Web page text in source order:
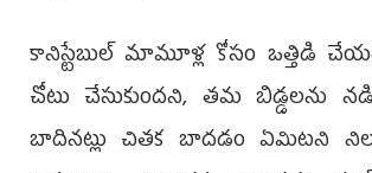
కానిస్టేబుల్‌ మామూళ్ల కోసం ఒత్తిడి
చోటు చేసుకుందని, తమ బిడ్డలను
బాదినట్లు చితక బాదడం ఏమిటని